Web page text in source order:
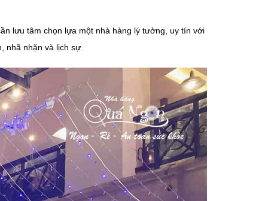
lưu tâm chọn lựa một nhà hàng lý tưởng, uy tín với
nhã nhặn và lịch sự.